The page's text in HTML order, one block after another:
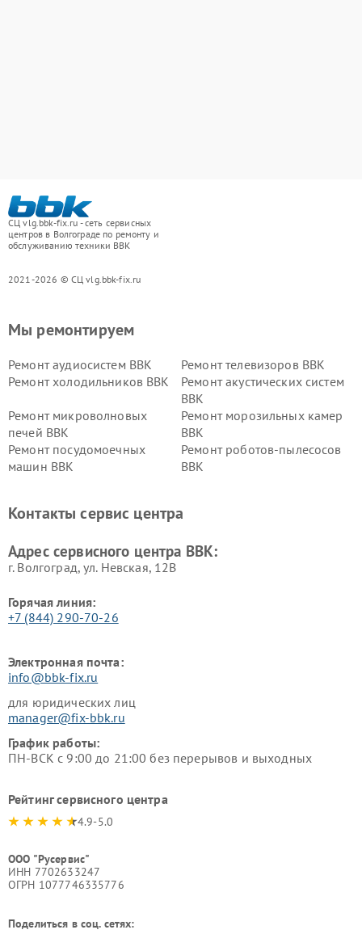
СЦ vlg.bbk-fix.ru - сеть сервисных
центров в Волгограде по ремонту и
обслуживанию техники BBK
2021-2026 © СЦ vlg.bbk-fix.ru
Мы ремонтируем
Ремонт аудиосистем BBK
Ремонт телевизоров BBK
Ремонт холодильников BBK
Ремонт акустических систем
BBK
Ремонт микроволновых
печей BBK
Ремонт морозильных камер
BBK
Ремонт посудомоечных
машин BBK
Ремонт роботов-пылесосов
BBK
Ремонт винных шкафов BBK
Контакты сервис центра
Адрес сервисного центра BBK:
г. Волгоград, ул. Невская, 12В
Горячая линия:
+7 (844) 290-70-26
Электронная почта:
info@bbk-fix.ru
для юридических лиц
manager@fix-bbk.ru
График работы:
ПН-ВСК с 9:00 до 21:00 без перерывов и выходных
Рейтинг сервисного центра
4.9-5.0
ООО "Русервис"
ИНН 7702633247
ОГРН 1077746335776
Поделиться в соц. сетях: